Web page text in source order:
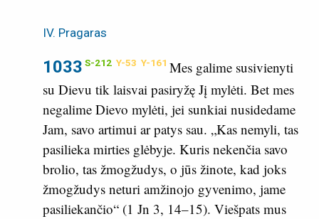
IV. Pragaras
1033 S-212 Y-53 Y-161 Mes galime susivienyti
su Dievu tik laisvai pasiryžę Jį mylėti. Bet mes
negalime Dievo mylėti, jei sunkiai nusidedame
Jam, savo artimui ar patys sau. „Kas nemyli, tas
pasilieka mirties glėbyje. Kuris nekenčia savo
brolio, tas žmogžudys, o jūs žinote, kad joks
žmogžudys neturi amžinojo gyvenimo, jame
pasiliekančio“ (1 Jn 3, 14–15). Viešpats mus